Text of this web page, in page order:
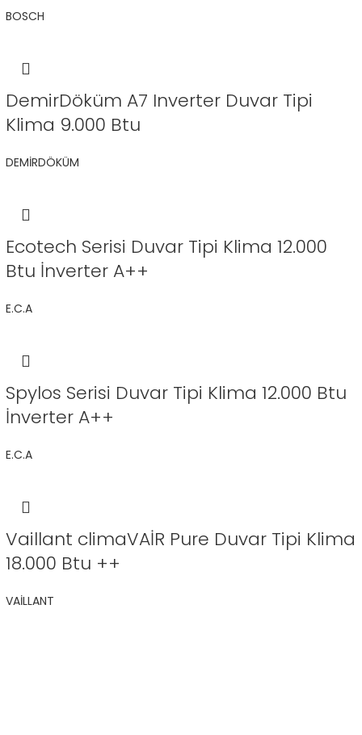
BOSCH
DemirDöküm A7 Inverter Duvar Tipi
Klima 9.000 Btu
DEMİRDÖKÜM
Ecotech Serisi Duvar Tipi Klima 12.000
Btu İnverter A++
E.C.A
Spylos Serisi Duvar Tipi Klima 12.000 Btu
İnverter A++
E.C.A
Vaillant climaVAİR Pure Duvar Tipi Klima
18.000 Btu ++
VAİLLANT